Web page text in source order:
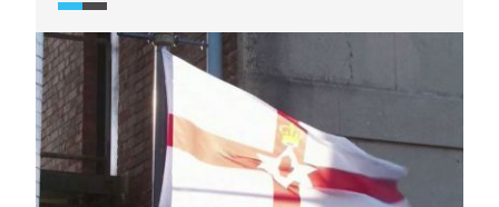
referenda potřebuje skotská strana souhlas
londýnské vlády. Její členové ale argumentují tím,
že referendum o nezávislosti není možné
opakovat každých deset let – referendum o této
otázce se totiž konalo v roce 2014.